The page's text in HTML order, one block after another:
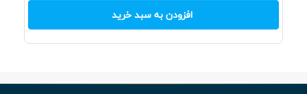
افزودن به سبد خرید